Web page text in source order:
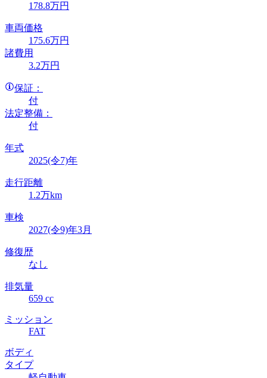
178.8万円
車両価格
175.6万円
諸費用
3.2万円
保証：
付
法定整備：
付
年式
2025(令7)年
走行距離
1.2万km
車検
2027(令9)年3月
修復歴
なし
排気量
659 cc
ミッション
FAT
ボディ
タイプ